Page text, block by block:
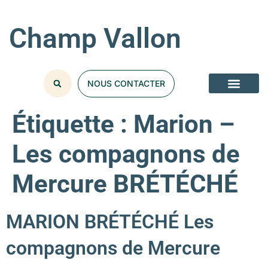
Champ Vallon
NOUS CONTACTER
Étiquette : Marion –
Les compagnons de
Mercure BRÉTÉCHÉ
MARION BRÉTÉCHÉ Les
compagnons de Mercure